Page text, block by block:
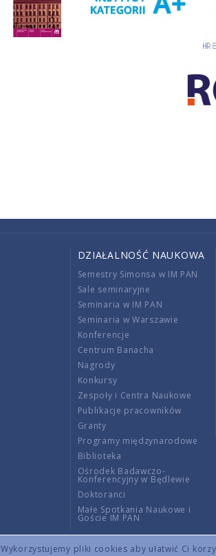
Wykorzystujemy pliki cookies aby ułatwić Ci
DZIAŁALNOŚĆ NAUKOWA
Semestry Simonsa w IM PAN
Sale seminaryjne
Seminaria w IM PAN
Seminaria w Warszawie
Konferencje
Centrum Banacha
Nagrody
Konkursy
Zespoły i Centra Naukowe
Publikacje pracowników
Granty
Programy międzynarodowe
Biblioteka
Ośrodek Badawczo-
Konferencyjny w Będlewie
Doktoranci
Małe Spotkania Naukowe i
Goście IM PAN